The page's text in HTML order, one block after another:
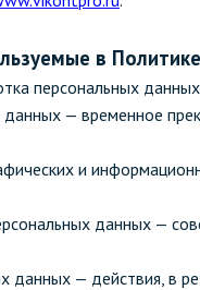
в Политике
персональных
— временное
и
данных —
данных — действия, в